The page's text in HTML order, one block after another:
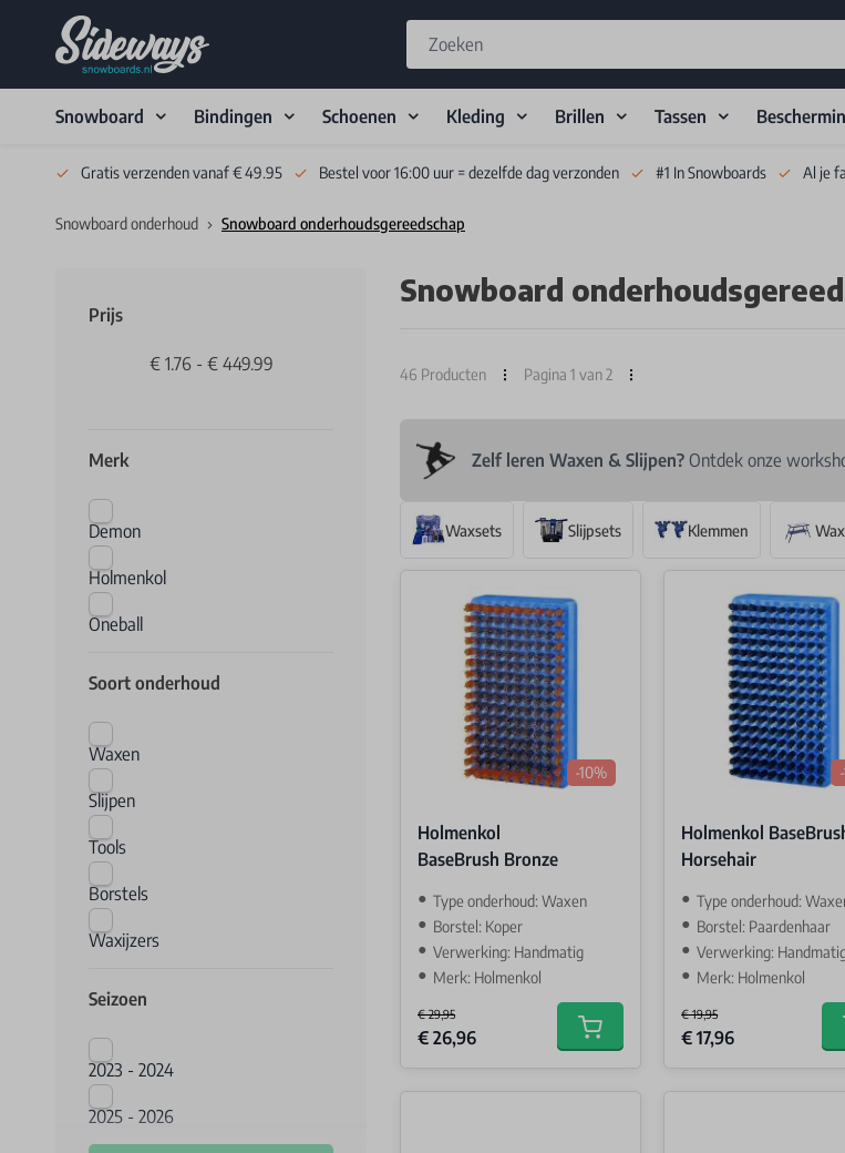
Snowboard Bindingen Schoenen Kleding Brillen Tassen
Gratis verzenden vanaf € 49.95 Bestel voor 16:00 uur = dezelfde dag verzonden #1 In Snowboards Al je
Snowboard onderhoud Snowboard onderhoudsgereedschap
Prijs
€ 1.76- € 449.99
Merk
Demon
Holmenkol
Oneball
Soort onderhoud
Waxen
Slijpen
Tools
Borstels
Waxijzers
Seizoen
2023 - 2024
2025 - 2026
Snowboard
46 Producten Pagina 1 van 2
Zelf leren Waxen & Slijpen? Ontdek onze
Waxsets Slijpsets Klemmen
-10%
Holmenkol
BaseBrush Bronze
Type onderhoud: Waxen
Borstel: Koper
Verwerking: Handmatig
Merk: Holmenkol
€ 29,95
Special Price
€ 26,96 Add to cart
Holmenkol
Horsehair
Type onderhoud:
Borstel: Paardenhaar
Verwerking:
Merk: Holmenkol
€ 19,95
Special Price
€ 17,96